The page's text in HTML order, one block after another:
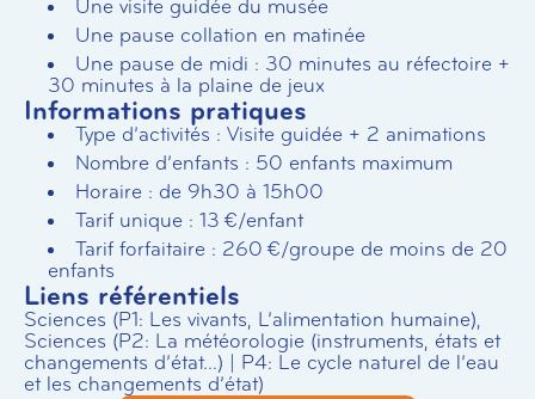
Une visite guidée du musée
Une pause collation en matinée
Une pause de midi : 30 minutes au réfectoire +
30 minutes à la plaine de jeux
Informations pratiques
Type d’activités : Visite guidée + 2 animations
Nombre d’enfants : 50 enfants maximum
Horaire : de 9h30 à 15h00
Tarif unique : 13 €/enfant
Tarif forfaitaire : 260 €/groupe de moins de 20
enfants
Liens référentiels
Sciences (P1: Les vivants, L’alimentation humaine),
Sciences (P2: La météorologie (instruments, états et
changements d’état…) | P4: Le cycle naturel de l’eau
et les changements d’état)